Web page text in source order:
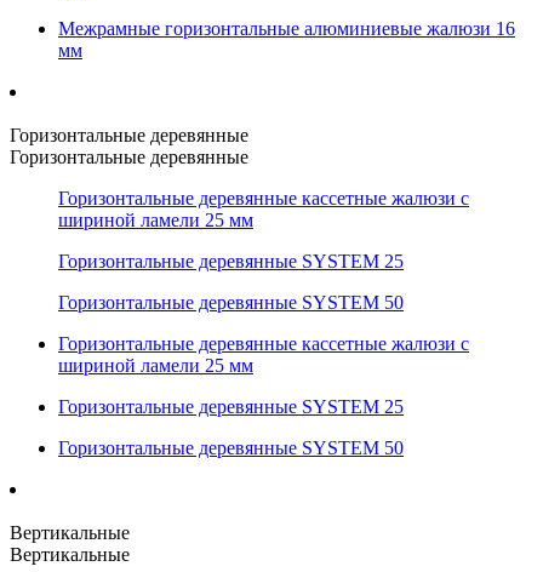
Межрамные горизонтальные алюминиевые жалюзи 16
мм
Горизонтальные деревянные
Горизонтальные деревянные
Горизонтальные деревянные кассетные жалюзи с
шириной ламели 25 мм
Горизонтальные деревянные SYSTEM 25
Горизонтальные деревянные SYSTEM 50
Горизонтальные деревянные кассетные жалюзи с
шириной ламели 25 мм
Горизонтальные деревянные SYSTEM 25
Горизонтальные деревянные SYSTEM 50
Вертикальные
Вертикальные